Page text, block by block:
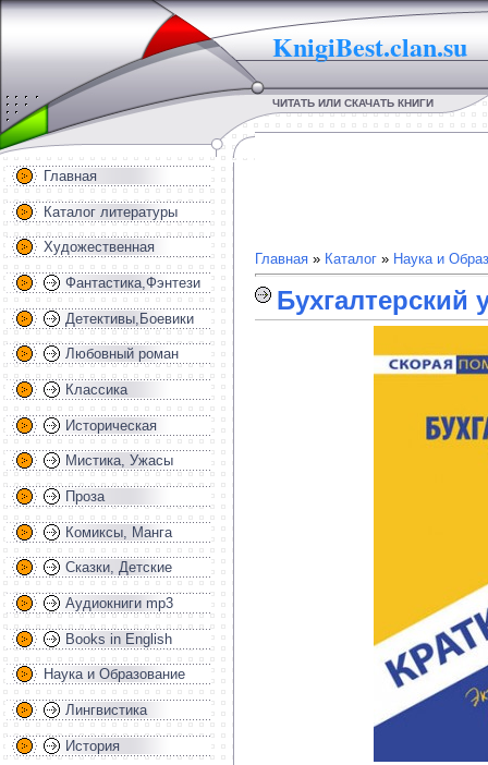
KnigiBest.clan.su
ЧИТАТЬ ИЛИ СКАЧАТЬ КНИГИ
Главная
Каталог литературы
Художественная
Фантастика,Фэнтези
Детективы,Боевики
Любовный роман
Классика
Историческая
Мистика, Ужасы
Проза
Комиксы, Манга
Сказки, Детские
Аудиокниги mp3
Books in English
Наука и Образование
Лингвистика
История
Главная » Каталог » Наука и
Бухгалтерский